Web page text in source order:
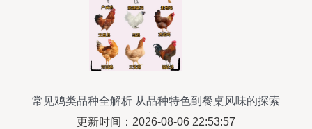
常见鸡类品种全解析 从品种特色到餐桌风味的探索
之旅
更新时间：2026-08-06 22:53:57